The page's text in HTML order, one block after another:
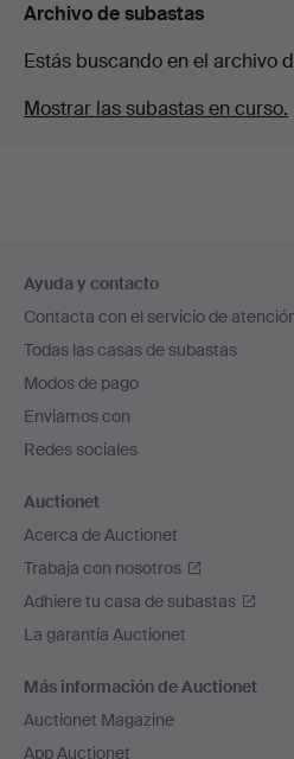
Archivo de subastas
Estás buscando en el archivo
Mostrar las subastas en curso.
en
el
pie
de
página
Ayuda y contacto
Contacta con el servicio de
Todas las casas de subastas
Modos de pago
Enviamos con
Redes sociales
Auctionet
Acerca de Auctionet
Trabaja con nosotros
Adhiere tu casa de subastas
La garantía Auctionet
Más información de Auctionet
Auctionet Magazine
App Auctionet